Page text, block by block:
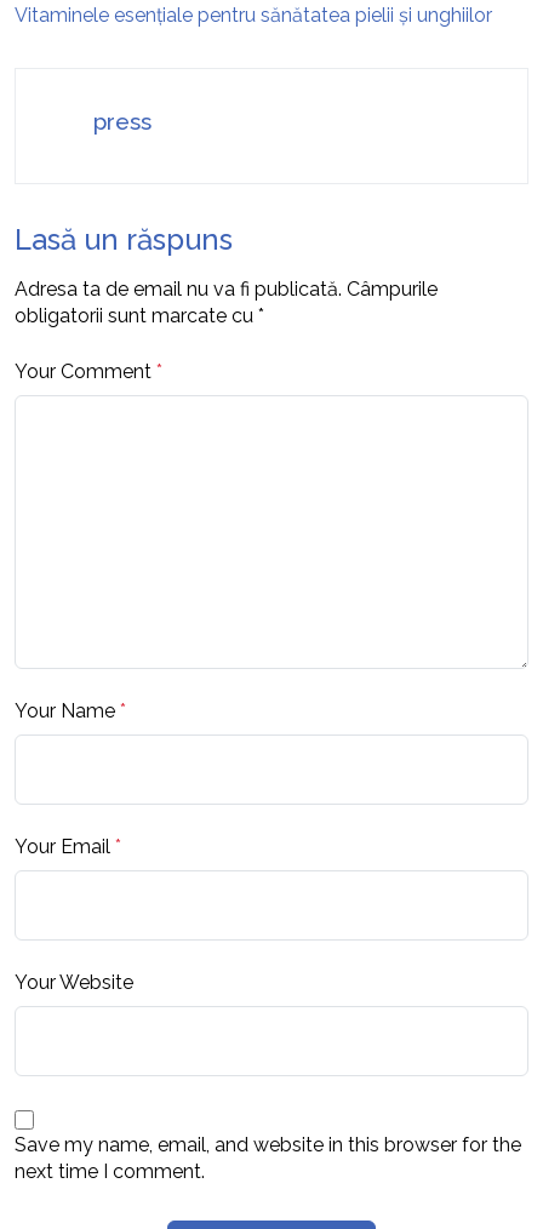
Vitaminele esențiale pentru sănătatea pielii și unghiilor
press
Lasă un răspuns
Adresa ta de email nu va fi publicată. Câmpurile
obligatorii sunt marcate cu *
Your Comment *
Your Name *
Your Email *
Your Website
Save my name, email, and website in this browser for the
next time I comment.